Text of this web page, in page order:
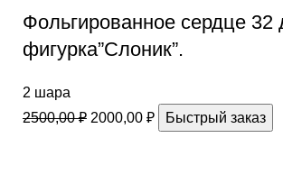
Фольгированное сердце
фигурка”Слоник”.
2 шара
2500,00₽ 2000,00 ₽ Быстрый заказ